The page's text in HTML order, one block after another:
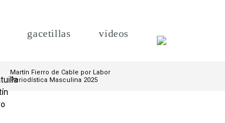
gacetillas videos
Martín Fierro de Cable por Labor
Periodística Masculina 2025